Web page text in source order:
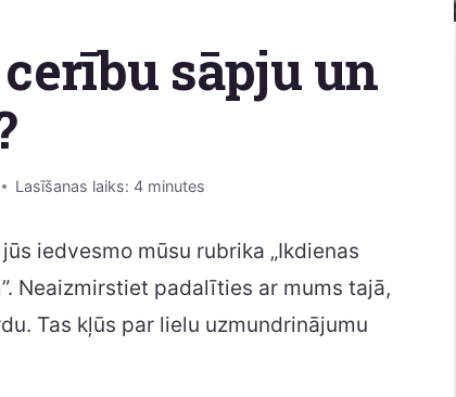
sāpju un
Lasīšanas laiks: 4 minutes
iedvesmo mūsu rubrika „Ikdienas
Neaizmirstiet padalīties ar mums tajā,
Tas kļūs par lielu uzmundrinājumu